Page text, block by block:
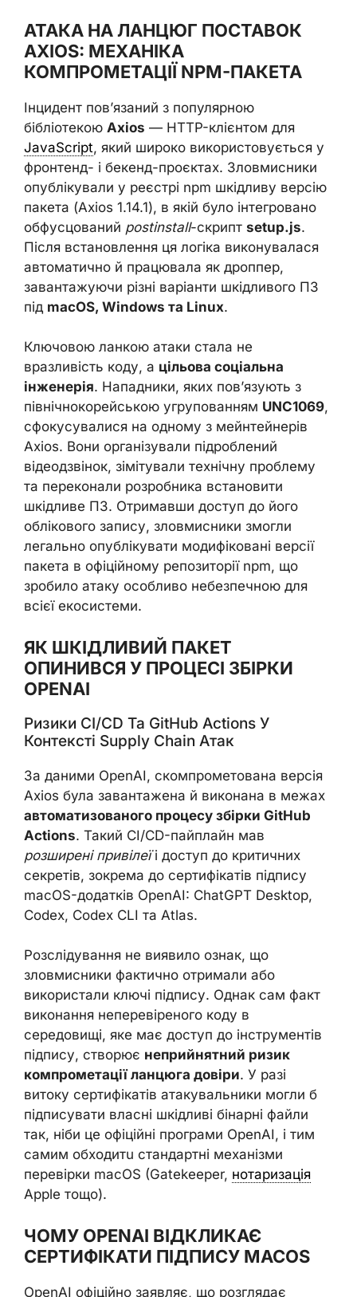
АТАКА НА ЛАНЦЮГ ПОСТАВОК
AXIOS: МЕХАНІКА
КОМПРОМЕТАЦІЇ NPM-ПАКЕТА
Інцидент пов’язаний з популярною
бібліотекою Axios — HTTP-клієнтом для
JavaScript, який широко використовується у
фронтенд- і бекенд-проєктах. Зловмисники
опублікували у реєстрі npm шкідливу версію
пакета (Axios 1.14.1), в якій було інтегровано
обфусцований postinstall-скрипт setup.js.
Після встановлення ця логіка виконувалася
автоматично й працювала як дроппер,
завантажуючи різні варіанти шкідливого ПЗ
під macOS, Windows та Linux.
Ключовою ланкою атаки стала не
вразливість коду, а цільова соціальна
інженерія. Нападники, яких пов’язують з
північнокорейською угрупованням UNC1069,
сфокусувалися на одному з мейнтейнерів
Axios. Вони організували підроблений
відеодзвінок, зімітували технічну проблему
та переконали розробника встановити
шкідливе ПЗ. Отримавши доступ до його
облікового запису, зловмисники змогли
легально опублікувати модифіковані версії
пакета в офіційному репозиторії npm, що
зробило атаку особливо небезпечною для
всієї екосистеми.
ЯК ШКІДЛИВИЙ ПАКEТ
ОПИНИВСЯ У ПРОЦЕСІ ЗБІРКИ
OPENAI
Ризики CI/CD Та GitHub Actions У
Контексті Supply Chain Атак
За даними OpenAI, скомпрометована версія
Axios була завантажена й виконана в межах
автоматизованого процесу збірки GitHub
Actions. Такий CI/CD-пайплайн мав
розширені привілеїі доступ до критичних
секретів, зокрема до сертифікатів підпису
macOS-додатків OpenAI: ChatGPT Desktop,
Codex, Codex CLI та Atlas.
Розслідування не виявило ознак, що
зловмисники фактично отримали або
використали ключі підпису. Однак сам факт
виконання неперевіреного коду в
середовищі, яке має доступ до інструментів
підпису, створює неприйнятний ризик
компрометації ланцюга довіри. У разі
витоку сертифікатів атакувальники могли б
підписувати власні шкідливі бінарні файли
так, ніби це офіційні програми OpenAI, і тим
самим обходитu стандартні механізми
перевірки macOS (Gatekeeper, нотаризація
Apple тощо).
ЧОМУ OPENAI ВІДКЛИКАЄ
СЕРТИФІКАТИ ПІДПИСУ MACOS
OpenAI офіційно заявляє, що розглядає